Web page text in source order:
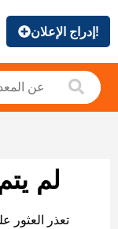
إدراج الإعلان!
لم
تعذر العثور